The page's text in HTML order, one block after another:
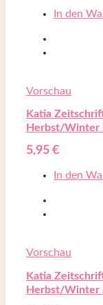
In den
Vorschau
Katia
Herbst/Winter
5,95 €
In den
Vorschau
Katia
Herbst/Winter